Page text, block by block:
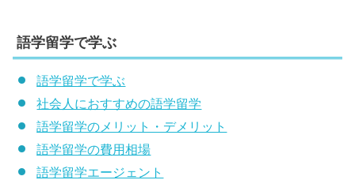
語学留学で学ぶ
語学留学で学ぶ
社会人におすすめの語学留学
語学留学のメリット・デメリット
語学留学の費用相場
語学留学エージェント